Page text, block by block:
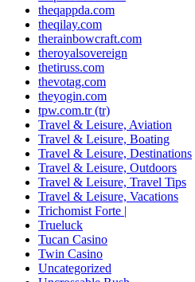
theqappda.com
theqilay.com
therainbowcraft.com
theroyalsovereign
thetiruss.com
thevotag.com
theyogin.com
tpw.com.tr (tr)
Travel & Leisure, Aviation
Travel & Leisure, Boating
Travel & Leisure, Destinations
Travel & Leisure, Outdoors
Travel & Leisure, Travel Tips
Travel & Leisure, Vacations
Trichomist Forte |
Trueluck
Tucan Casino
Twin Casino
Uncategorized